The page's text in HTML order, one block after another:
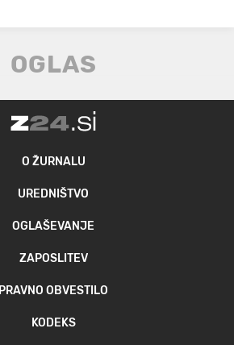
O ŽURNALU
UREDNIŠTVO
OGLAŠEVANJE
ZAPOSLITEV
PRAVNO OBVESTILO
KODEKS